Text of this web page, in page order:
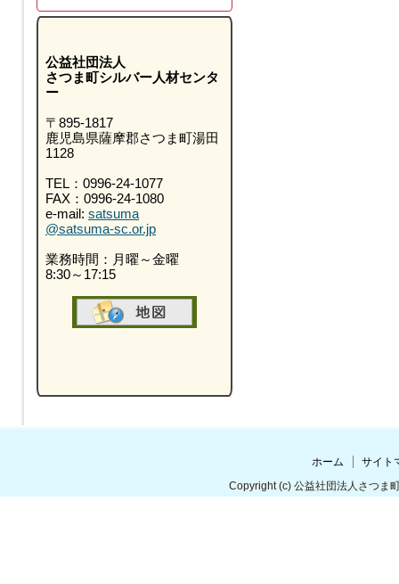
公益社団法人
さつま町シルバー人材センタ
ー
〒895-1817
鹿児島県薩摩郡さつま町湯田
1128
TEL：0996-24-1077
FAX：0996-24-1080
e-mail: satsuma
@satsuma-sc.or.jp
業務時間：月曜～金曜
8:30～17:15
ホーム
サイト
Copyright(c) 公益社団法人さつま